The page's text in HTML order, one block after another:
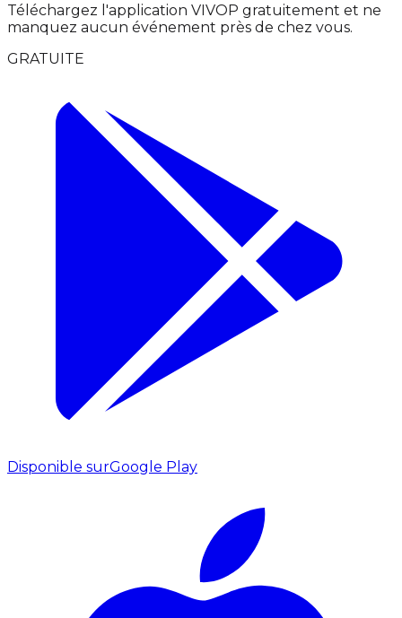
Téléchargez l'application VIVOP gratuitement et ne
manquez aucun événement près de chez vous.
GRATUITE
Disponible surGoogle Play